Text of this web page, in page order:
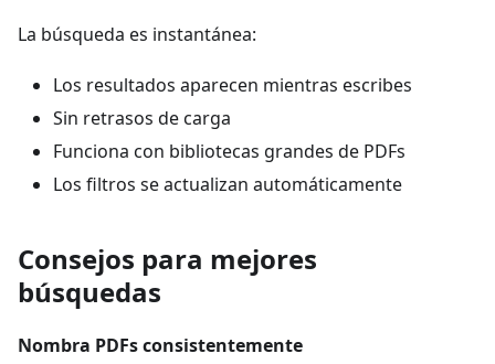
La búsqueda es instantánea:
Los resultados aparecen mientras escribes
Sin retrasos de carga
Funciona con bibliotecas grandes de PDFs
Los filtros se actualizan automáticamente
Consejos para mejores
búsquedas
Nombra PDFs consistentemente